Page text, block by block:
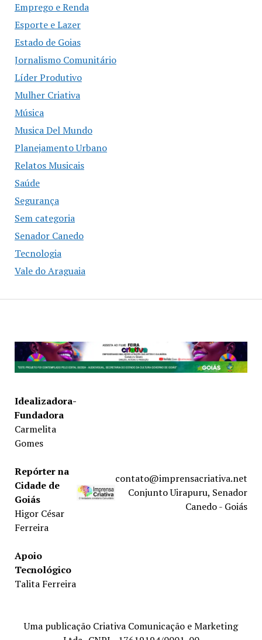
Emprego e Renda
Esporte e Lazer
Estado de Goias
Jornalismo Comunitário
Líder Produtivo
Mulher Criativa
Música
Musica Del Mundo
Planejamento Urbano
Relatos Musicais
Saúde
Segurança
Sem categoria
Senador Canedo
Tecnologia
Vale do Araguaia
Idealizadora-
Fundadora
Carmelita
Gomes
Repórter na
Cidade de
Goiás
Higor César
Ferreira
Apoio
Tecnológico
Talita Ferreira
contato@imprensacriativa.net
Conjunto Uirapuru, Senador
Canedo - Goiás
Uma publicação Criativa Comunicação e Marketing